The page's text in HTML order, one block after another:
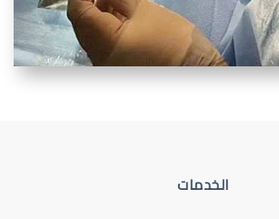
الخدمات